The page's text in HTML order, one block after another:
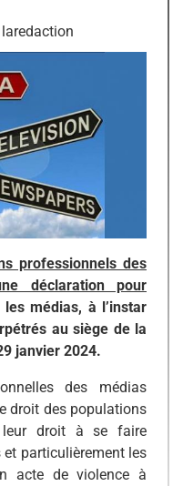
laredaction
professionnels des
déclaration pour
médias, à l’instar
au siège de la
janvier 2024.
des médias
droit des populations
leur droit à se faire
et particulièrement les
acte de violence à